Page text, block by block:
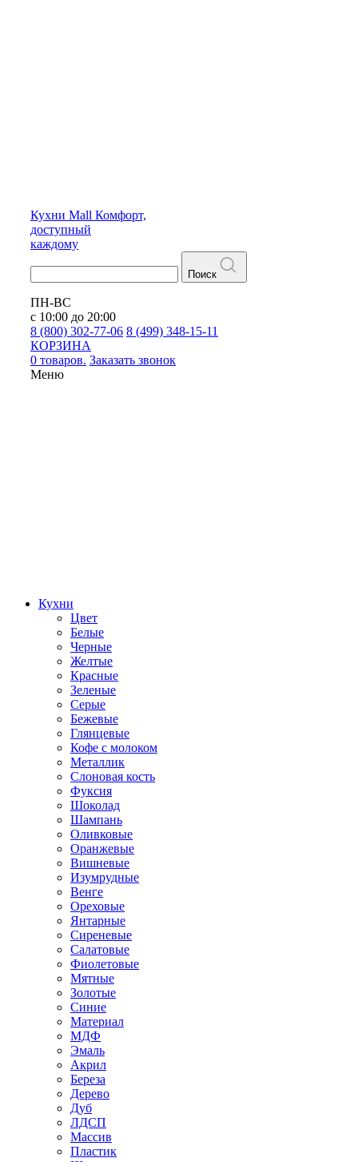
Кухни Mall Комфорт,
доступный
каждому
Поиск
ПН-ВС
с 10:00 до 20:00
8 (800) 302-77-06 8 (499) 348-15-11
КОРЗИНА
0 товаров. Заказать звонок
Меню
Кухни
Цвет
Белые
Черные
Желтые
Красные
Зеленые
Серые
Бежевые
Глянцевые
Кофе с молоком
Металлик
Слоновая кость
Фуксия
Шоколад
Шампань
Оливковые
Оранжевые
Вишневые
Изумрудные
Венге
Ореховые
Янтарные
Сиреневые
Салатовые
Фиолетовые
Мятные
Золотые
Синие
Материал
МДФ
Эмаль
Акрил
Береза
Дерево
Дуб
ЛДСП
Массив
Пластик